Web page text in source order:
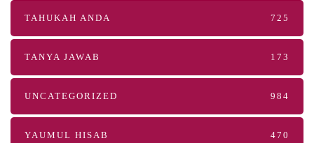
TAHUKAH ANDA 725
TANYA JAWAB 173
UNCATEGORIZED 984
YAUMUL HISAB 470